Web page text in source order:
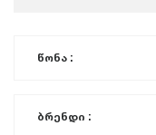
წონა :
ბრენდი :